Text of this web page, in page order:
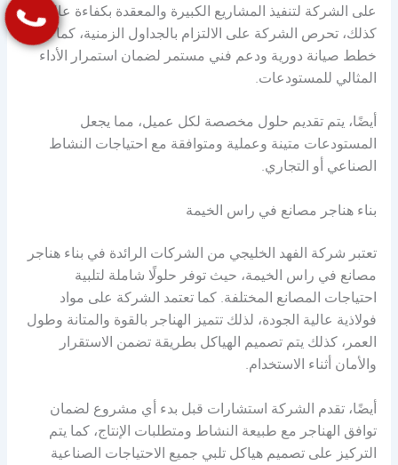
على الشركة لتنفيذ المشاريع الكبيرة والمعقدة بكفاءة عالية.
كذلك، تحرص الشركة على الالتزام بالجداول الزمنية، كما تقدم
خطط صيانة دورية ودعم فني مستمر لضمان استمرار الأداء
المثالي للمستودعات.
أيضًا، يتم تقديم حلول مخصصة لكل عميل، مما يجعل
المستودعات متينة وعملية ومتوافقة مع احتياجات النشاط
الصناعي أو التجاري.
بناء هناجر مصانع في راس الخيمة
تعتبر شركة الفهد الخليجي من الشركات الرائدة في بناء هناجر
مصانع في راس الخيمة، حيث توفر حلولًا شاملة لتلبية
احتياجات المصانع المختلفة. كما تعتمد الشركة على مواد
فولاذية عالية الجودة، لذلك تتميز الهناجر بالقوة والمتانة وطول
العمر، كذلك يتم تصميم الهياكل بطريقة تضمن الاستقرار
والأمان أثناء الاستخدام.
أيضًا، تقدم الشركة استشارات قبل بدء أي مشروع لضمان
توافق الهناجر مع طبيعة النشاط ومتطلبات الإنتاج، كما يتم
التركيز على تصميم هياكل تلبي جميع الاحتياجات الصناعية